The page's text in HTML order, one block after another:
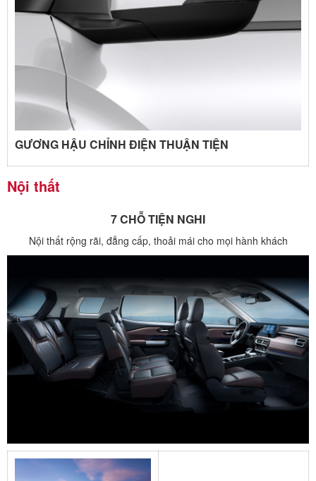
GƯƠNG HẬU CHỈNH ĐIỆN THUẬN TIỆN
Nội thất
7 CHỖ TIỆN NGHI
Nội thất rộng rãi, đẳng cấp, thoải mái cho mọi hành khách